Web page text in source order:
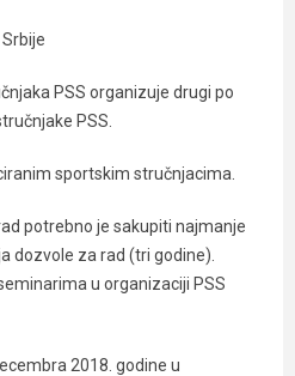
PSS organizuje drugi po
PSS.
sportskim stručnjacima.
potrebno je sakupiti najmanje
dozvole za rad (tri godine).
u organizaciji PSS
2018. godine u